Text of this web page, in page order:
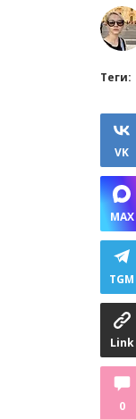
Теги:
VK
MAX
TGM
Link
0